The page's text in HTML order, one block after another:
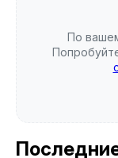
По